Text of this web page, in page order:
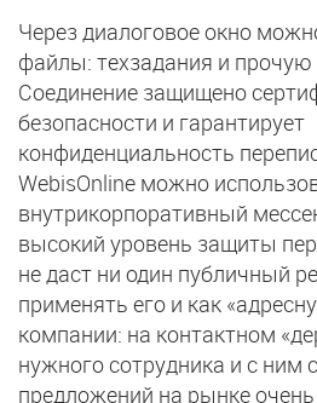
Через диалоговое окно
файлы: техзадания и
Соединение защищено
безопасности и гарантирует
конфиденциальность
WebisOnline можно
внутрикорпоративный
высокий уровень защиты
не даст ни один публичный
применять его и как
компании: на контактном
нужного сотрудника и с ним
предложений на рынке